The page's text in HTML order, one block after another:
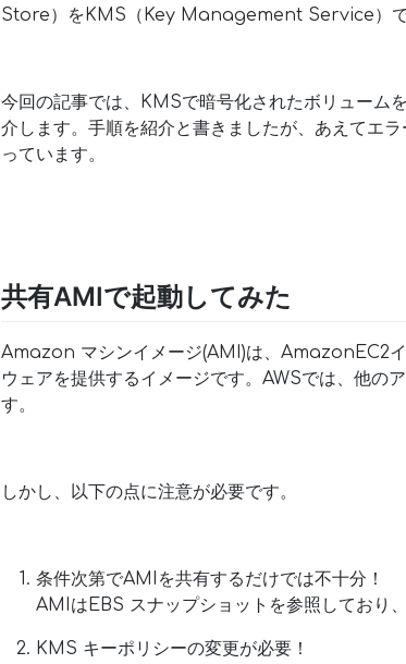
Store）をKMS（Key Management Service）で
今回の記事では、KMSで暗号化されたボリューム
介します。手順を紹介と書きましたが、あえてエ
っています。
共有AMIで起動してみた
Amazon マシンイメージ(AMI)は、AmazonEC2イ
ウェアを提供するイメージです。AWSでは、他の
す。
しかし、以下の点に注意が必要です。
条件次第でAMIを共有するだけでは不十分！
AMIはEBS スナップショットを参照しており
KMS キーポリシーの変更が必要！